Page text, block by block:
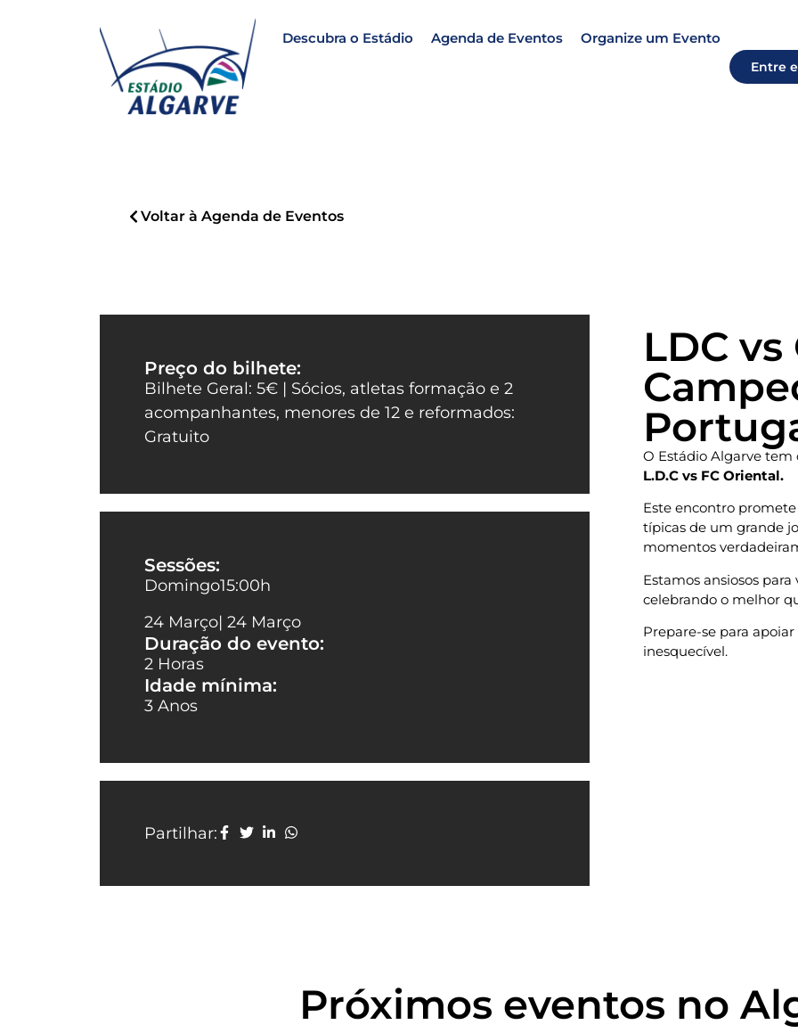
Descubra o Estádio Agenda de Eventos Organize um Evento
Entre
Voltar à Agenda de Eventos
Preço do bilhete:
Bilhete Geral: 5€ | Sócios, atletas formação e 2
acompanhantes, menores de 12 e reformados:
Gratuito
Sessões:
Domingo15:00h
24 Março| 24 Março
Duração do evento:
2 Horas
Idade mínima:
3 Anos
Partilhar:
LDC
O Estádio Algarve tem
L.D.C vs FC Oriental.
Este encontro
típicas de um grande
momentos
Estamos ansiosos
celebrando o melhor
Prepare-se para
inesquecível.
Próximos eventos no